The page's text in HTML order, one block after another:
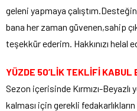
geleni yapmaya
bana her zaman güvenen,sahip
teşekkür ederim. Hakkınızı helal
YÜZDE 50’LİK TEKLİFİ KABUL
Sezon içerisinde Kırmızı-Beyazlı
kalması için gerekli